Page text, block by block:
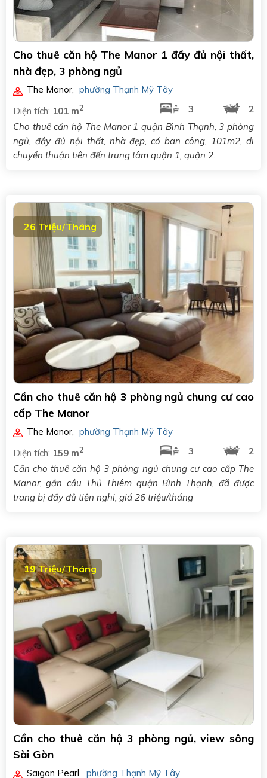
Cho thuê căn hộ The Manor 1 đầy đủ nội thất,
nhà đẹp, 3 phòng ngủ
The Manor, phường Thạnh Mỹ Tây
Diện tích: 101 m2 3
2
Cho thuê căn hộ The Manor 1 quận Bình Thạnh, 3 phòng
ngủ, đầy đủ nội thất, nhà đẹp, có ban công, 101m2, di
chuyển thuận tiên đến trung tâm quận 1, quận 2.
26 Triệu/Tháng
Cần cho thuê căn hộ 3 phòng ngủ chung cư cao
cấp The Manor
The Manor
phường Thạnh Mỹ Tây
Diện tích: 159 m2 3
2
Cần cho thuê căn hộ 3 phòng ngủ chung cư cao cấp The
Manor, gần cầu Thủ Thiêm quận Bình Thạnh, đã được
trang bị đầy đủ tiện nghi, giá 26 triệu/tháng
19 Triệu/Tháng
Cần cho thuê căn hộ 3 phòng ngủ, view sông
Sài Gòn
Saigon Pearl, phường Thạnh Mỹ Tây